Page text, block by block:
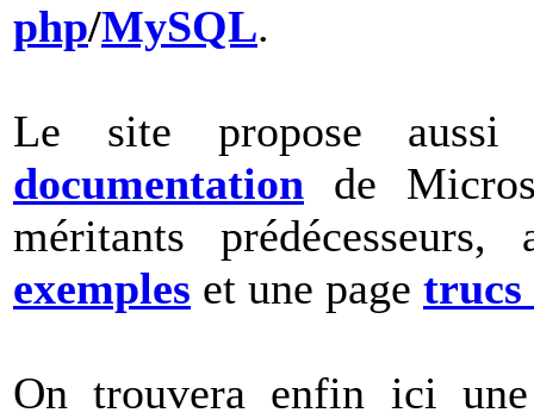
php/MySQL.
Le site propose
documentation de
méritants
exemples et une page trucs
On trouvera enfin ici